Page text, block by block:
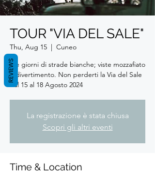
TOUR "VIA DEL SALE"
Thu, Aug 15
  |
Cuneo
Tre giorni di strade bianche; viste mozzafiato
e divertimento. Non perderti la Via del Sale
dal 15 al 18 Agosto 2024
La registrazione è stata chiusa
Scopri gli altri eventi
Time & Location
REVIEWS